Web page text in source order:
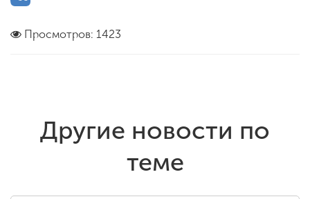
Просмотров: 1423
Другие новости по
теме